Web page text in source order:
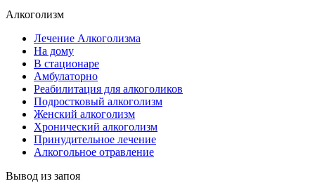
Алкоголизм
Лечение Алкоголизма
На дому
В стационаре
Амбулаторно
Реабилитация для алкоголиков
Подростковый алкоголизм
Женский алкоголизм
Хронический алкоголизм
Принудительное лечение
Алкогольное отравление
Вывод из запоя